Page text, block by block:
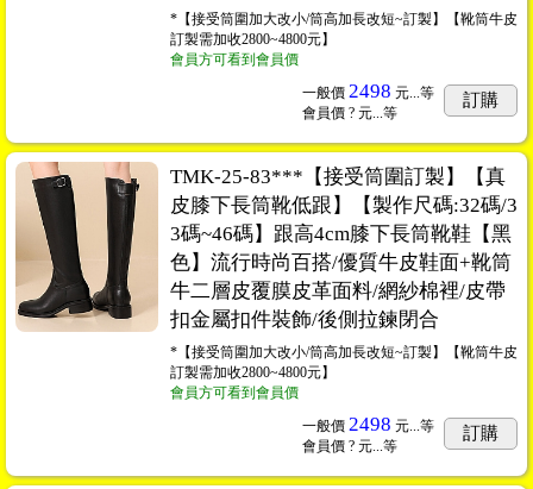
*【接受筒圍加大改小/筒高加長改短~訂製】【靴筒牛皮
訂製需加收2800~4800元】
會員方可看到會員價
一般價 2498 元...等
會員價 ? 元...等
訂購
TMK-25-83***【接受筒圍訂製】【真
皮膝下長筒靴低跟】【製作尺碼:32碼/3
3碼~46碼】跟高4cm膝下長筒靴鞋【黑
色】流行時尚百搭/優質牛皮鞋面+靴筒
牛二層皮覆膜皮革面料/網紗棉裡/皮帶
扣金屬扣件裝飾/後側拉鍊閉合
*【接受筒圍加大改小/筒高加長改短~訂製】【靴筒牛皮
訂製需加收2800~4800元】
會員方可看到會員價
一般價 2498 元...等
會員價 ? 元...等
訂購